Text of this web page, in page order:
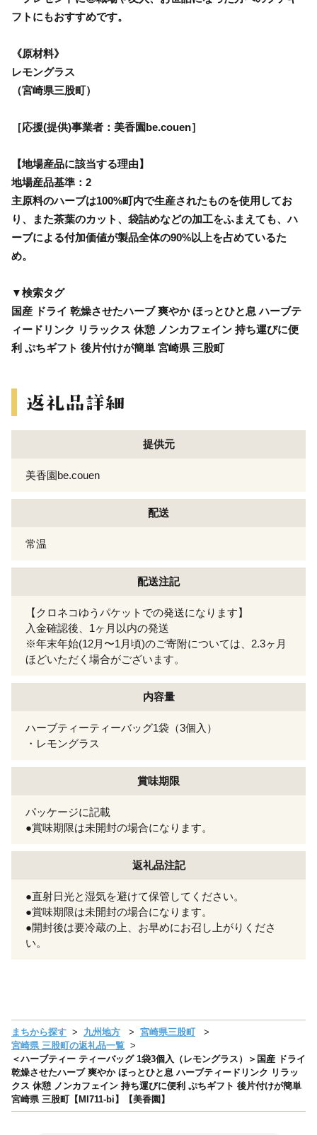
フトにもおすすめです。
《原材料》
レモングラス
（宮崎県三股町）
［応援(提供)事業者：美香園be.couen］
【地場産品に該当する理由】
地場産品基準：2
主原料のハーブは100%町内で生産されたものを使用してお
り、また茶葉のカット、袋詰めなどの加工をふまえても、ハ
ーブによる付加価値が製品全体の90%以上を占めているた
め。
▼検索タグ
国産 ドライ 乾燥させたハーブ 爽やか ほっとひと息 ハーブテ
ィードリンク リラックス 休憩 ノンカフェイン 持ち運びに便
利 ぷちギフト 後片付けが簡単 宮崎県 三股町
提供元
美香園be.couen
配送
常温
配送注記
【クロネコゆうパケットでの発送になります】
入金確認後、1ヶ月以内の発送
※年末年始(12月〜1月頃)のご寄附については、2.3ヶ月
ほどいただく場合がございます。
内容量
ハーブティーティーバッグ1袋（3個入）
・レモングラス
賞味期限
パッケージに記載
●賞味期限は未開封の場合になります。
返礼品注記
●直射日光と湿気を避けて保管してください。
●賞味期限は未開封の場合になります。
●開封後は要冷蔵の上、お早めにお召し上がりくださ
い。
まちから探す 九州地方
宮崎県三股町
宮崎県 三股町の返礼品一覧
＜ハーブティー ティーバッグ 1袋3個入（レモングラス）＞国産 ドライ
乾燥させたハーブ 爽やか ほっとひと息 ハーブティードリンク リラッ
クス 休憩 ノンカフェイン 持ち運びに便利 ぷちギフト 後片付けが簡単
宮崎県 三股町【MI711-bi】【美香園】